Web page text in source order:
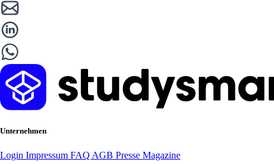
Unternehmen
Login Impressum FAQ AGB Presse Magazine